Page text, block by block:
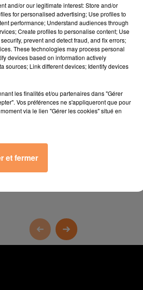
de l'état pour
4
JÉRÉMY FREROT
and/or our legitimate interest: Store and/or
for personalised advertising; Use profiles to
performance; Understand audiences through
Create profiles to personalise content; Use
prevent and detect fraud, and fix errors;
These technologies may process personal
devices based on information actively
sources; Link different devices; Identify devices
les finalités et/ou partenaires dans "Gérer
Vos préférences ne s'appliqueront que pour
via le lien "Gérer les cookies" situé en
et fermer